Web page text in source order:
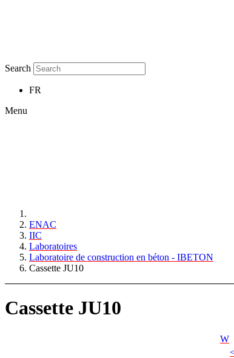
Search
FR
Menu
ENAC
IIC
Laboratoires
Laboratoire de construction en béton - IBETON
Cassette JU10
Cassette JU10
W